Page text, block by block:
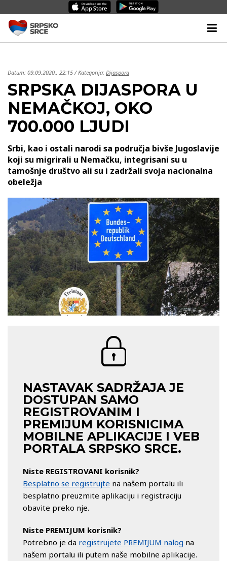
Datum: 09.09.2020., 22:15/ Kategorija: Dijaspora
SRPSKA DIJASPORA U
NEMAČKOJ, OKO
700.000 LJUDI
Srbi, kao i ostali narodi sa područja bivše Jugoslavije
koji su migrirali u Nemačku, integrisani su u
tamošnje društvo ali su i zadržali svoja nacionalna
obeležja
NASTAVAK SADRŽAJA JE
DOSTUPAN SAMO
REGISTROVANIM I
PREMIJUM KORISNICIMA
MOBILNE APLIKACIJE I VEB
PORTALA SRPSKO SRCE.
Niste REGISTROVANI korisnik?
Besplatno se registrujte na našem portalu ili
besplatno preuzmite aplikaciju i registraciju
obavite preko nje.
Niste PREMIJUM korisnik?
Potrebno je da registrujete PREMIJUM nalog na
našem portalu ili putem naše mobilne aplikacije.